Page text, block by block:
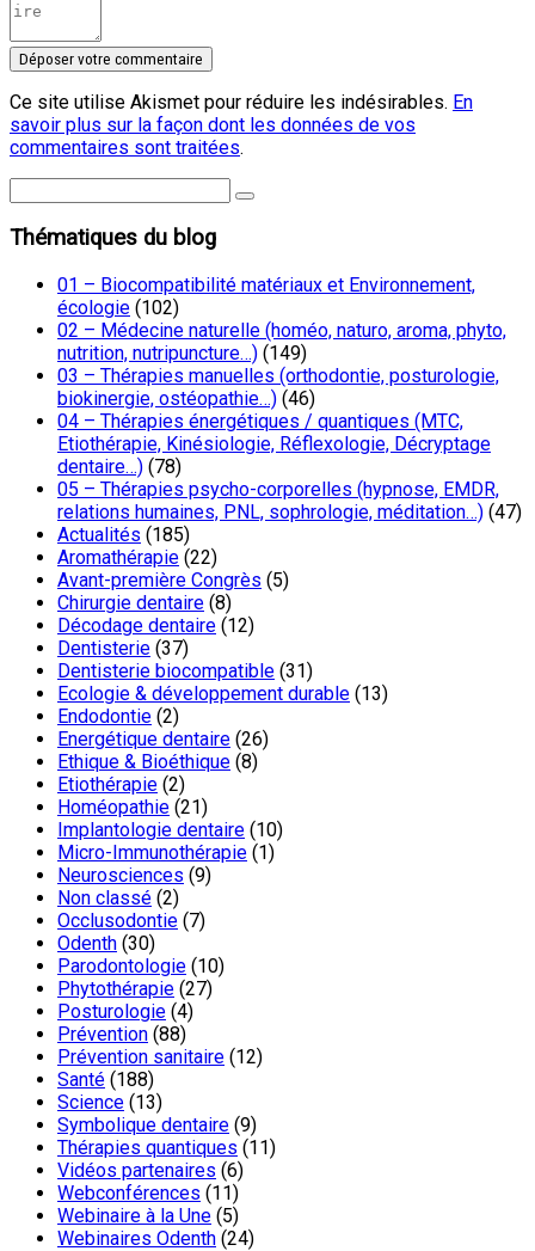
Ce site utilise Akismet pour réduire les indésirables. En
savoir plus sur la façon dont les données de vos
commentaires sont traitées.
Thématiques du blog
01 – Biocompatibilité matériaux et Environnement,
écologie (102)
02 – Médecine naturelle (homéo, naturo, aroma, phyto,
nutrition, nutripuncture…) (149)
03 – Thérapies manuelles (orthodontie, posturologie,
biokinergie, ostéopathie…) (46)
04 – Thérapies énergétiques / quantiques (MTC,
Etiothérapie, Kinésiologie, Réflexologie, Décryptage
dentaire…) (78)
05 – Thérapies psycho-corporelles (hypnose, EMDR,
relations humaines, PNL, sophrologie, méditation…) (47)
Actualités (185)
Aromathérapie (22)
Avant-première Congrès (5)
Chirurgie dentaire (8)
Décodage dentaire (12)
Dentisterie (37)
Dentisterie biocompatible (31)
Ecologie & développement durable (13)
Endodontie (2)
Energétique dentaire (26)
Ethique & Bioéthique (8)
Etiothérapie (2)
Homéopathie (21)
Implantologie dentaire (10)
Micro-Immunothérapie (1)
Neurosciences (9)
Non classé (2)
Occlusodontie (7)
Odenth (30)
Parodontologie (10)
Phytothérapie (27)
Posturologie (4)
Prévention (88)
Prévention sanitaire (12)
Santé (188)
Science (13)
Symbolique dentaire (9)
Thérapies quantiques (11)
Vidéos partenaires (6)
Webconférences (11)
Webinaire à la Une (5)
Webinaires Odenth (24)